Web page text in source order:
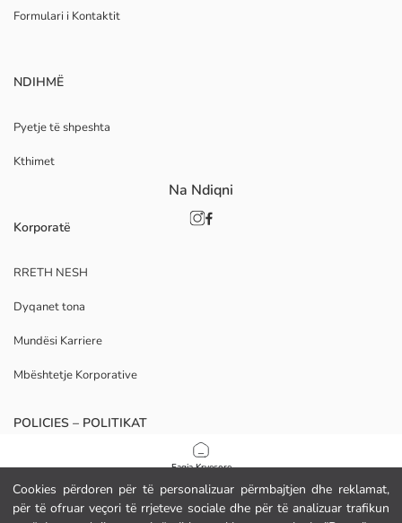
Cookies përdoren për të personalizuar përmbajtjen dhe reklamat,
për të ofruar veçori të rrjeteve sociale dhe për të analizuar trafikun
Faqja Kryesore
Kategoritë
Formulari i Kontaktit
NDIHMË
Pyetje të shpeshta
Kthimet
Korporatë
RRETH NESH
Dyqanet tona
Mundësi Karriere
Mbështetje Korporative
POLICIES – POLITIKAT
Politika e Privatësisë
Kushtet e Kontratës
Na Ndiqni